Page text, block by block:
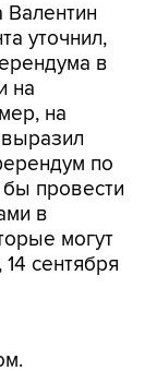
уточнил,
в
на
на
по
провести
в
могут
сентября